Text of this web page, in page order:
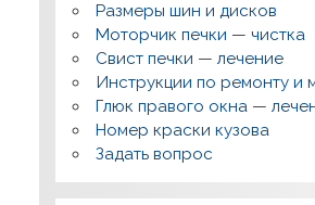
р
о
ы
,
о
л
з
Размеры шин и дисков
Моторчик печки — чистка
Свист печки — лечение
Инструкции по ремонту и
Глюк правого окна —
Номер краски кузова
Задать вопрос